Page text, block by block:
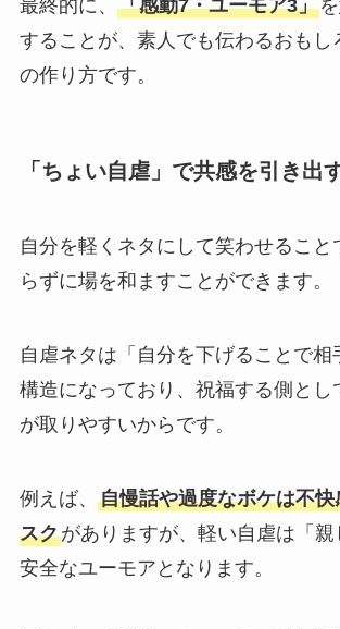
最終的に、 「感動7・ユーモア3」
することが、素人でも伝わるおもし
の作り方です。
「ちょい自虐」で共感を引き出
自分を軽くネタにして笑わせること
らずに場を和ますことができます。
自虐ネタは「自分を下げることで相
構造になっており、祝福する側とし
が取りやすいからです。
例えば、 自慢話や過度なボケは不
スクがありますが、軽い自虐は「親
安全なユーモアとなります。​